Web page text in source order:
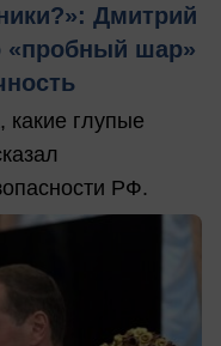
Дмитрий
«пробный шар»
какие глупые
РФ.